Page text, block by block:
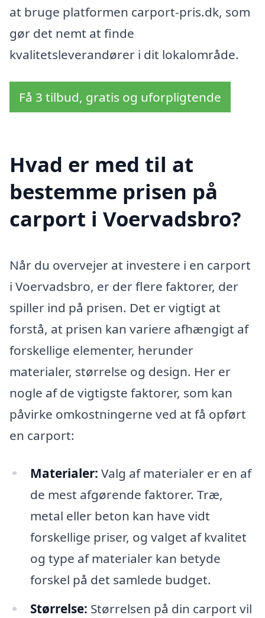
at bruge platformen carport-pris.dk, som
gør det nemt at finde
kvalitetsleverandører i dit lokalområde.
Få 3 tilbud, gratis og uforpligtende
Hvad er med til at
bestemme prisen på
carport i Voervadsbro?
Når du overvejer at investere i en carport
i Voervadsbro, er der flere faktorer, der
spiller ind på prisen. Det er vigtigt at
forstå, at prisen kan variere afhængigt af
forskellige elementer, herunder
materialer, størrelse og design. Her er
nogle af de vigtigste faktorer, som kan
påvirke omkostningerne ved at få opført
en carport:
Materialer: Valg af materialer er en af
de mest afgørende faktorer. Træ,
metal eller beton kan have vidt
forskellige priser, og valget af kvalitet
og type af materialer kan betyde
forskel på det samlede budget.
Størrelse: Størrelsen på din carport vil